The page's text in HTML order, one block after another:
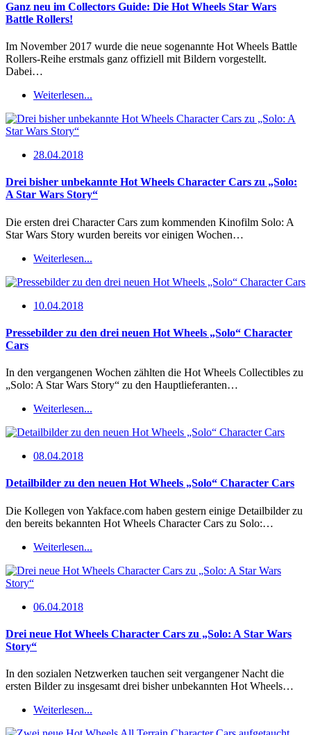
Ganz neu im Collectors Guide: Die Hot Wheels Star Wars
Battle Rollers!
Im November 2017 wurde die neue sogenannte Hot Wheels Battle
Rollers-Reihe erstmals ganz offiziell mit Bildern vorgestellt.
Dabei…
Weiterlesen...
28.04.2018
Drei bisher unbekannte Hot Wheels Character Cars zu „Solo:
A Star Wars Story“
Die ersten drei Character Cars zum kommenden Kinofilm Solo: A
Star Wars Story wurden bereits vor einigen Wochen…
Weiterlesen...
10.04.2018
Pressebilder zu den drei neuen Hot Wheels „Solo“ Character
Cars
In den vergangenen Wochen zählten die Hot Wheels Collectibles zu
„Solo: A Star Wars Story“ zu den Hauptlieferanten…
Weiterlesen...
08.04.2018
Detailbilder zu den neuen Hot Wheels „Solo“ Character Cars
Die Kollegen von Yakface.com haben gestern einige Detailbilder zu
den bereits bekannten Hot Wheels Character Cars zu Solo:…
Weiterlesen...
06.04.2018
Drei neue Hot Wheels Character Cars zu „Solo: A Star Wars
Story“
In den sozialen Netzwerken tauchen seit vergangener Nacht die
ersten Bilder zu insgesamt drei bisher unbekannten Hot Wheels…
Weiterlesen...